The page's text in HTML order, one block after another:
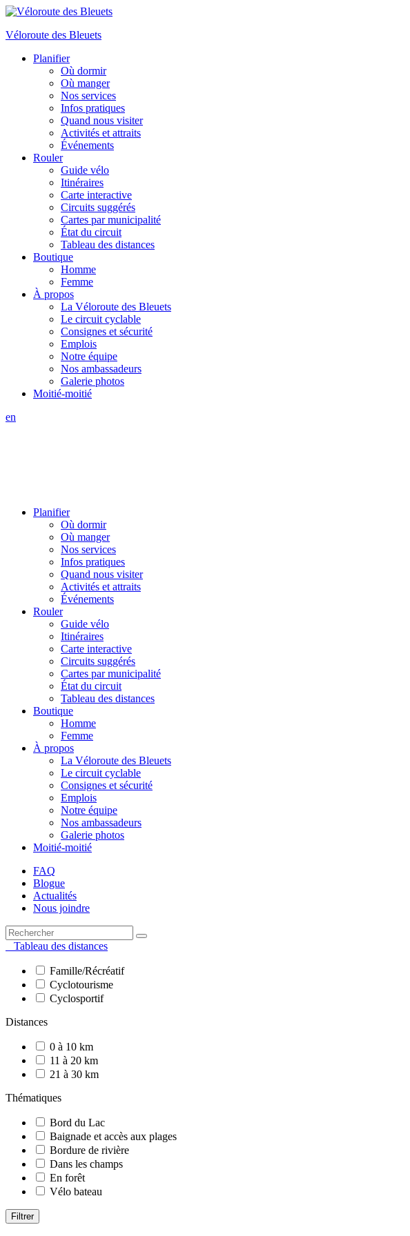
Véloroute des Bleuets
Planifier
Où dormir
Où manger
Nos services
Infos pratiques
Quand nous visiter
Activités et attraits
Événements
Rouler
Guide vélo
Itinéraires
Carte interactive
Circuits suggérés
Cartes par municipalité
État du circuit
Tableau des distances
Boutique
Homme
Femme
À propos
La Véloroute des Bleuets
Le circuit cyclable
Consignes et sécurité
Emplois
Notre équipe
Nos ambassadeurs
Galerie photos
Moitié-moitié
en
Planifier
Où dormir
Où manger
Nos services
Infos pratiques
Quand nous visiter
Activités et attraits
Événements
Rouler
Guide vélo
Itinéraires
Carte interactive
Circuits suggérés
Cartes par municipalité
État du circuit
Tableau des distances
Boutique
Homme
Femme
À propos
La Véloroute des Bleuets
Le circuit cyclable
Consignes et sécurité
Emplois
Notre équipe
Nos ambassadeurs
Galerie photos
Moitié-moitié
FAQ
Blogue
Actualités
Nous joindre
Tableau des distances
Famille/Récréatif
Cyclotourisme
Cyclosportif
Distances
0 à 10 km
11 à 20 km
21 à 30 km
Thématiques
Bord du Lac
Baignade et accès aux plages
Bordure de rivière
Dans les champs
En forêt
Vélo bateau